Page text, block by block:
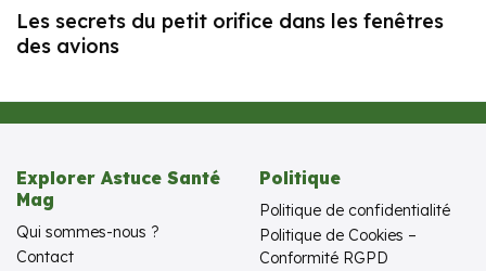
Les secrets du petit orifice dans les fenêtres
des avions
Explorer Astuce Santé
Mag
Qui sommes-nous ?
Contact
Politique
Politique de confidentialité
Politique de Cookies –
Conformité RGPD